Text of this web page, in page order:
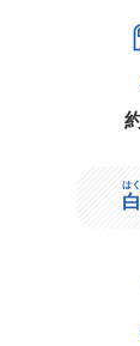
は